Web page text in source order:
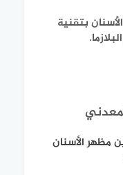
بتقنية
مظهر الأسنان